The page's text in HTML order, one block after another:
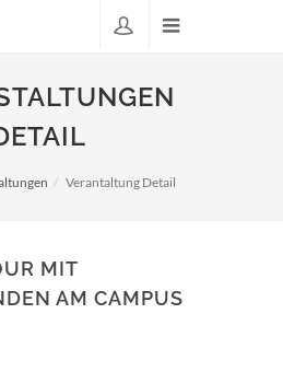
Verantaltung Detail
MIT
AM CAMPUS